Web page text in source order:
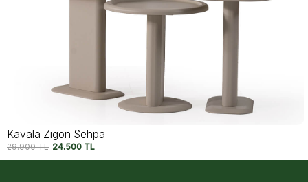
Novera Zigon Sehpa
21.790TL 17.500TL